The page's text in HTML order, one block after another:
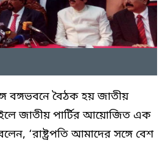
বঙ্গভবনে বৈঠক হয় জাতীয়
জাতীয় পার্টির আয়োজিত এক
‘রাষ্ট্রপতি আমাদের সঙ্গে বেশ